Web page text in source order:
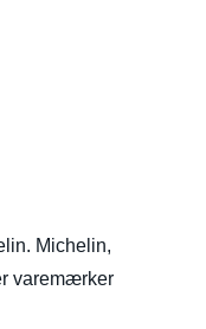
Michelin,
varemærker